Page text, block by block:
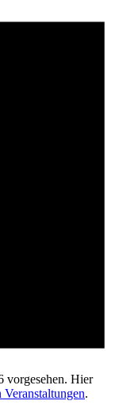
vorgesehen. Hier
Veranstaltungen.